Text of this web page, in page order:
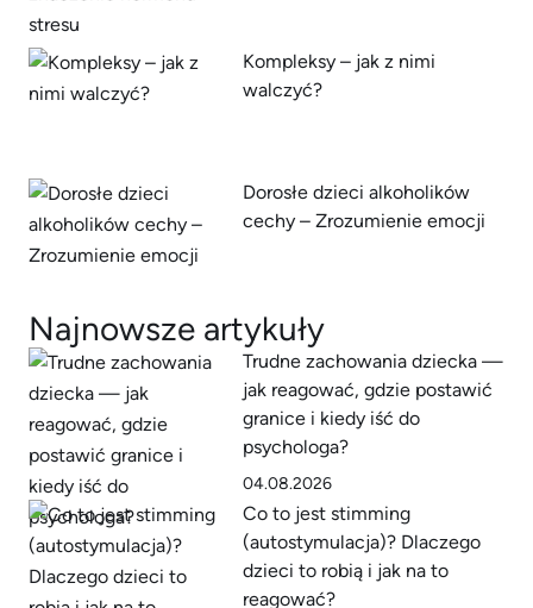
Kompleksy – jak z nimi
walczyć?
Dorosłe dzieci alkoholików
cechy – Zrozumienie emocji
Najnowsze artykuły
Trudne zachowania dziecka —
jak reagować, gdzie postawić
granice i kiedy iść do
psychologa?
04.08.2026
Co to jest stimming
(autostymulacja)? Dlaczego
dzieci to robią i jak na to
reagować?